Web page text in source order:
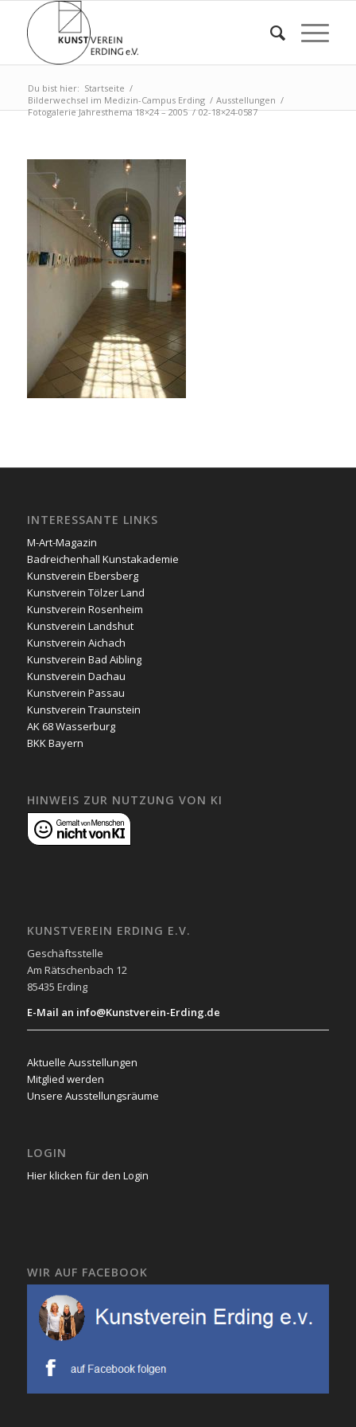
Du bist hier: Startseite /
Bilderwechsel im Medizin-Campus Erding / Ausstellungen /
Fotogalerie Jahresthema 18×24 – 2005 / 02-18×24-0587
INTERESSANTE LINKS
M-Art-Magazin
Badreichenhall Kunstakademie
Kunstverein Ebersberg
Kunstverein Tölzer Land
Kunstverein Rosenheim
Kunstverein Landshut
Kunstverein Aichach
Kunstverein Bad Aibling
Kunstverein Dachau
Kunstverein Passau
Kunstverein Traunstein
AK 68 Wasserburg
BKK Bayern
HINWEIS ZUR NUTZUNG VON KI
KUNSTVEREIN ERDING E.V.
Geschäftsstelle
Am Rätschenbach 12
85435 Erding
E-Mail an info@Kunstverein-Erding.de
Aktuelle Ausstellungen
Mitglied werden
Unsere Ausstellungsräume
LOGIN
Hier klicken für den Login
WIR AUF FACEBOOK